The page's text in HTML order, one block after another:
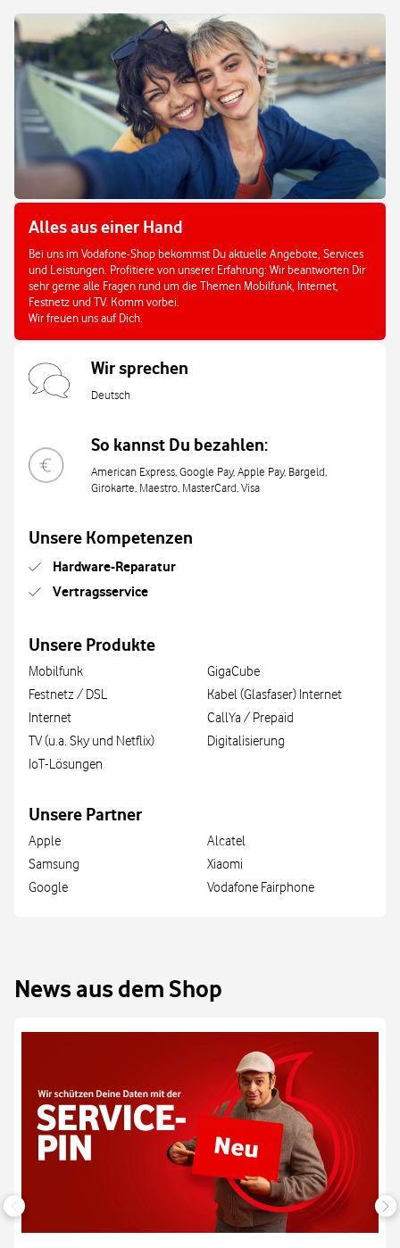
Alles aus einer Hand
Bei uns im Vodafone-Shop bekommst Du aktuelle Angebote, Services
und Leistungen. Profitiere von unserer Erfahrung: Wir beantworten Dir
sehr gerne alle Fragen rund um die Themen Mobilfunk, Internet,
Festnetz und TV. Komm vorbei.
Wir freuen uns auf Dich.
Wir sprechen
Deutsch
So kannst Du bezahlen:
American Express, Google Pay, Apple Pay, Bargeld,
Girokarte, Maestro, MasterCard, Visa
Unsere Kompetenzen
Hardware-Reparatur
Vertragsservice
Unsere Produkte
Mobilfunk
Festnetz / DSL
Internet
TV (u.a. Sky und Netflix)
IoT-Lösungen
GigaCube
Kabel (Glasfaser) Internet
CallYa / Prepaid
Digitalisierung
Unsere Partner
Apple
Samsung
Google
Alcatel
Xiaomi
Vodafone Fairphone
News aus dem Shop